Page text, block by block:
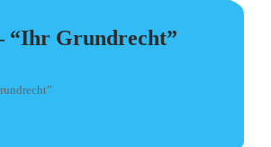
“Ihr Grundrecht”